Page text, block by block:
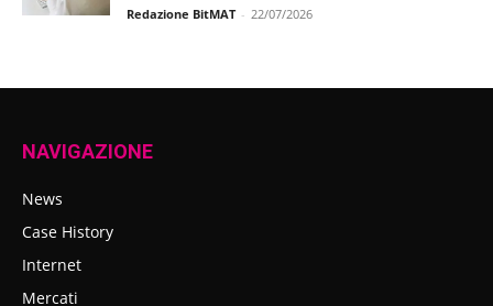
Redazione BitMAT - 22/07/2026
NAVIGAZIONE
News
Case History
Internet
Mercati